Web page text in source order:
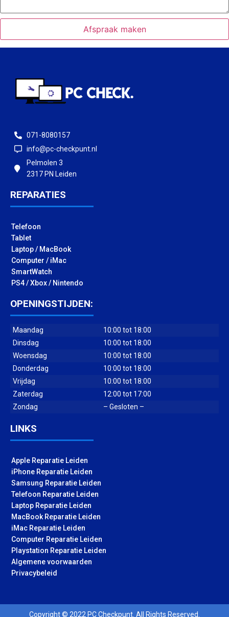
Afspraak maken
071-8080157
info@pc-checkpunt.nl
Pelmolen 3
2317 PN Leiden
REPARATIES
Telefoon
Tablet
Laptop / MacBook
Computer / iMac
SmartWatch
PS4 / Xbox / Nintendo
OPENINGSTIJDEN:
Maandag
10:00 tot 18:00
Dinsdag
10:00 tot 18:00
Woensdag
10:00 tot 18:00
Donderdag
10:00 tot 18:00
Vrijdag
10:00 tot 18:00
Zaterdag
12:00 tot 17:00
Zondag
– Gesloten –
LINKS
Apple Reparatie Leiden
iPhone Reparatie Leiden
Samsung Reparatie Leiden
Telefoon Reparatie Leiden
Laptop Reparatie Leiden
MacBook Reparatie Leiden
iMac Reparatie Leiden
Computer Reparatie Leiden
Playstation Reparatie Leiden
Algemene voorwaarden
Privacybeleid
Copyright © 2022 PC Checkpunt. All Rights Reserved.